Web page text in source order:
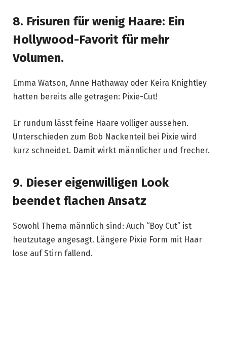
8. Frisuren für wenig Haare: Ein
Hollywood-Favorit für mehr
Volumen.
Emma Watson, Anne Hathaway oder Keira Knightley
hatten bereits alle getragen: Pixie-Cut!
Er rundum lässt feine Haare volliger aussehen.
Unterschieden zum Bob Nackenteil bei Pixie wird
kurz schneidet. Damit wirkt männlicher und frecher.
9. Dieser eigenwilligen Look
beendet flachen Ansatz
Sowohl Thema männlich sind: Auch “Boy Cut” ist
heutzutage angesagt. Längere Pixie Form mit Haar
lose auf Stirn fallend.